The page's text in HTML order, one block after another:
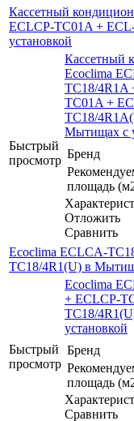
Кассетный
ECLCP-TC01A +
установкой
Быстрый
просмотр
Кассетный
Ecoclima
TC18/4R1A
TC01A +
TC18/
Мытищах с
Бренд
площадь
Отложить
Сравнить
Ecoclima ECLCA-
TC18/4R1(U) в
Быстрый
просмотр
Ecoclima
+ ECLCP-
TC18/
установкой
Бренд
площадь
Сравнить